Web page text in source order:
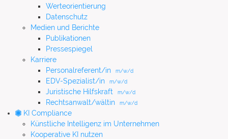
Werteorientierung
Datenschutz
Medien und Berichte
Publikationen
Pressespiegel
Karriere
Personalreferent/in
m/w/d
EDV-Spezialist/in m/w/d
Juristische Hilfskraft m/w/d
Rechtsanwalt/wältin m/w/d
KI Compliance
Künstliche Intelligenz im Unternehmen
Kooperative KI nutzen